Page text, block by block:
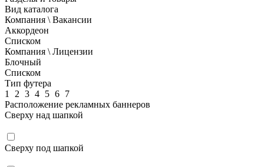
Вид каталога
Компания \ Вакансии
Аккордеон
Списком
Компания \ Лицензии
Блочный
Списком
Тип футера
1
2 3 4 5 6 7
Расположение рекламных баннеров
Сверху над шапкой
Сверху под шапкой